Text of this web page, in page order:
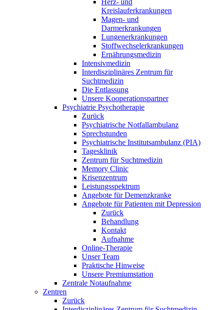
Herz- und
Kreislauferkrankungen
Magen- und
Darmerkrankungen
Lungenerkrankungen
Stoffwechselerkrankungen
Ernährungsmedizin
Intensivmedizin
Interdisziplinäres Zentrum für
Suchtmedizin
Die Entlassung
Unsere Kooperationspartner
Psychiatrie Psychotherapie
Zurück
Psychiatrische Notfallambulanz
Sprechstunden
Psychiatrische Institutsambulanz (PIA)
Tagesklinik
Zentrum für Suchtmedizin
Memory Clinic
Krisenzentrum
Leistungsspektrum
Angebote für Demenzkranke
Angebote für Patienten mit Depression
Zurück
Behandlung
Kontakt
Aufnahme
Online-Therapie
Unser Team
Praktische Hinweise
Unsere Premiumstation
Zentrale Notaufnahme
Zentren
Zurück